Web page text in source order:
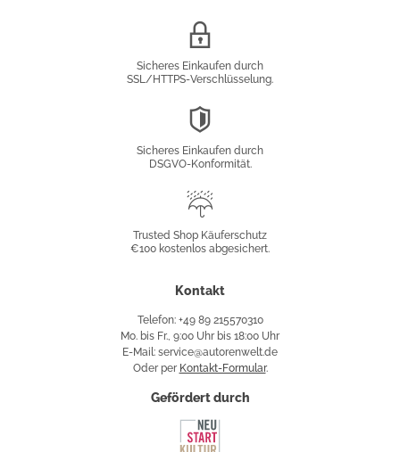
Sicheres Einkaufen durch
SSL/HTTPS-Verschlüsselung.
Sicheres Einkaufen durch
DSGVO-Konformität.
Käuferschutz
Trusted Shop Käuferschutz
€100 kostenlos abgesichert.
Kontakt
Telefon: +49 89 215570310
Mo. bis Fr., 9:00 Uhr bis 18:00 Uhr
E-Mail: service@autorenwelt.de
Oder per Kontakt-Formular.
Gefördert durch